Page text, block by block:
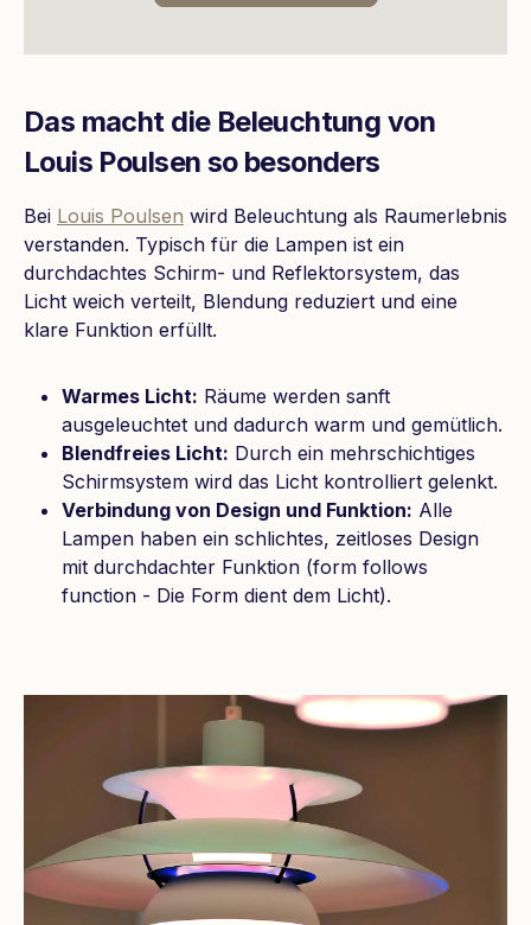
Das macht die Beleuchtung von
Louis Poulsen so besonders
Bei Louis Poulsen wird Beleuchtung als Raumerlebnis
verstanden. Typisch für die Lampen ist ein
durchdachtes Schirm- und Reflektorsystem, das
Licht weich verteilt, Blendung reduziert und eine
klare Funktion erfüllt.
Warmes Licht: Räume werden sanft
ausgeleuchtet und dadurch warm und gemütlich.
Blendfreies Licht: Durch ein mehrschichtiges
Schirmsystem wird das Licht kontrolliert gelenkt.
Verbindung von Design und Funktion: Alle
Lampen haben ein schlichtes, zeitloses Design
mit durchdachter Funktion (form follows
function - Die Form dient dem Licht).